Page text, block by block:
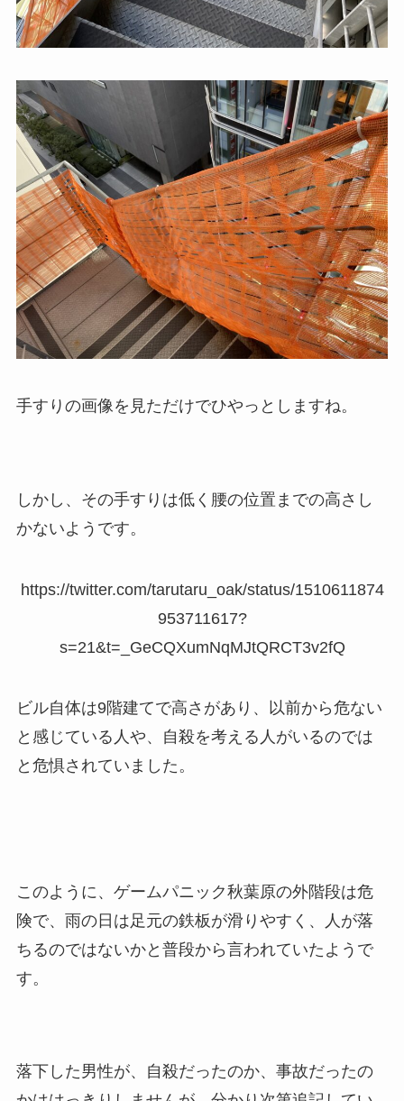
手すりの画像を見ただけでひやっとしますね。
しかし、その手すりは低く腰の位置までの高さし
かないようです。
https://twitter.com/tarutaru_oak/status/1510611874
953711617?
s=21&t=_GeCQXumNqMJtQRCT3v2fQ
ビル自体は9階建てで高さがあり、以前から危ない
と感じている人や、自殺を考える人がいるのでは
と危惧されていました。
このように、ゲームパニック秋葉原の外階段は危
険で、雨の日は足元の鉄板が滑りやすく、人が落
ちるのではないかと普段から言われていたようで
す。
落下した男性が、自殺だったのか、事故だったの